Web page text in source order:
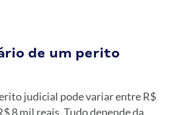
de um perito
judicial pode variar entre R$
8 mil reais. Tudo depende da